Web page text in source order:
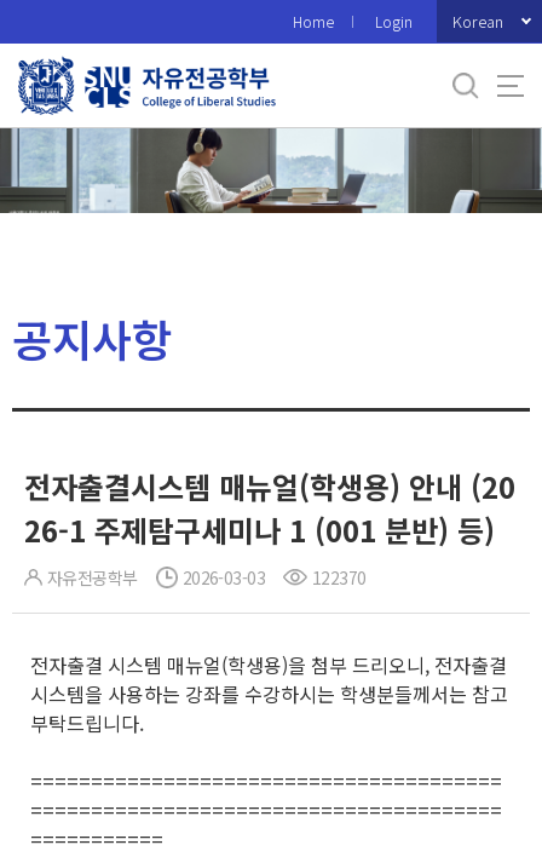
로
메
Home Login Korean
공지사항
전자출결시스템 매뉴얼(학생용) 안내 (20
26-1 주제탐구세미나 1 (001 분반) 등)
자유전공학부 2026-03-03 122370
전자출결 시스템 매뉴얼(학생용)을 첨부 드리오니, 전자출결
시스템을 사용하는 강좌를 수강하시는 학생분들께서는 참고
부탁드립니다.
=======================================
=======================================
===========